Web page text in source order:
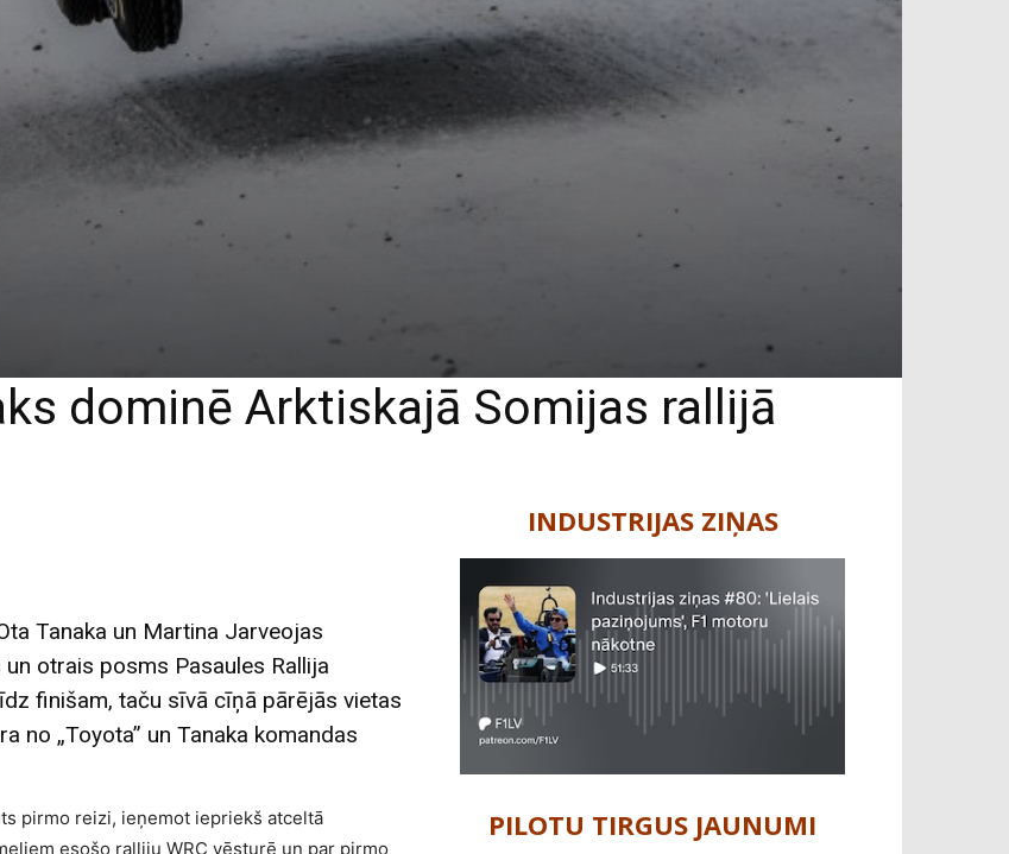
dominē Arktiskajā Somijas rallijā
Tanaka un Martina Jarveojas
otrais posms Pasaules Rallija
finišam, taču sīvā cīņā pārējās vietas
no „Toyota” un Tanaka komandas
pirmo reizi, ieņemot iepriekš atceltā
esošo ralliju WRC vēsturē un par pirmo
INDUSTRIJAS ZIŅAS
PILOTU TIRGUS JAUNUMI